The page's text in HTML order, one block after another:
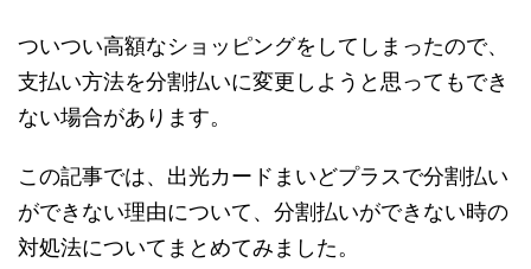
ついつい高額なショッピングをしてしまったので、
支払い方法を分割払いに変更しようと思ってもでき
ない場合があります。
この記事では、出光カードまいどプラスで分割払い
ができない理由について、分割払いができない時の
対処法についてまとめてみました。